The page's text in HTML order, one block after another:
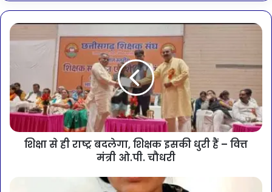
शिक्षा से ही राष्ट्र बदलेगा, शिक्षक इसकी धुरी हैं – वित्त
मंत्री ओ.पी. चौधरी